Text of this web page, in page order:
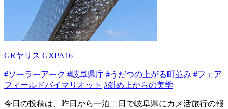
GRヤリス GXPA16
#ソーラーアーク #岐阜県庁 #うだつの上がる町並み #フェア
フィールドバイマリオット #斜め上からの美学
今日の投稿は、昨日から一泊二日で岐阜県にカメ活旅行の報